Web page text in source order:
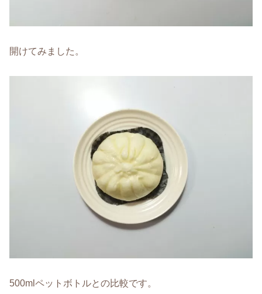
開けてみました。
500mlペットボトルとの比較です。